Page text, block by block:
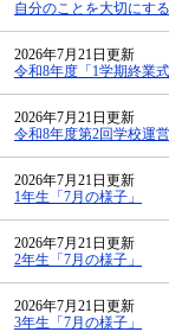
自分のことを大切にす
2026年7月21日更新
令和8年度「1学期終業式
2026年7月21日更新
令和8年度第2回学校運
2026年7月21日更新
1年生「7月の様子」
2026年7月21日更新
2年生「7月の様子」
2026年7月21日更新
3年生「7月の様子」